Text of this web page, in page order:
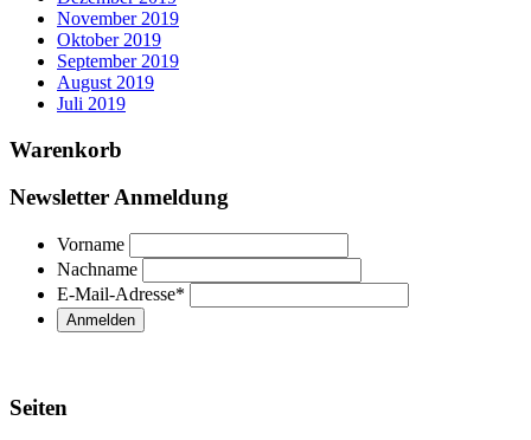
November 2019
Oktober 2019
September 2019
August 2019
Juli 2019
Warenkorb
Newsletter Anmeldung
Vorname
Nachname
E-Mail-Adresse*
Seiten